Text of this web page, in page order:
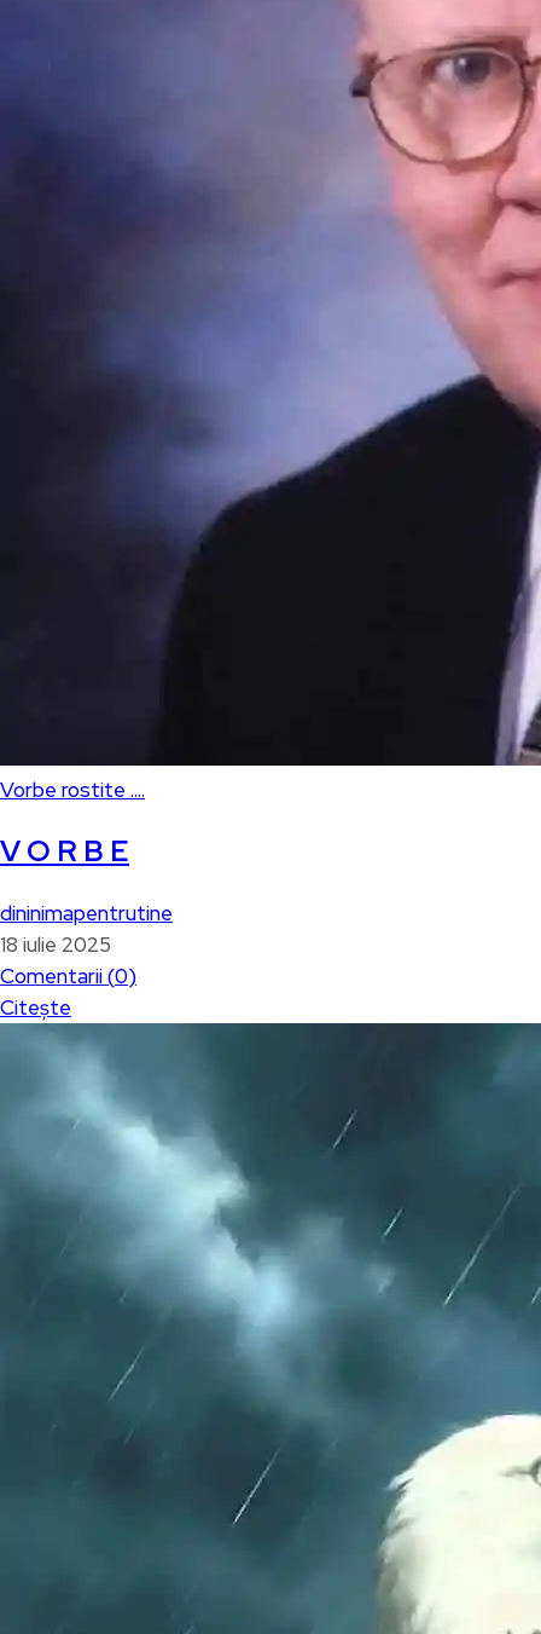
Vorbe rostite ....
V O R B E
dininimapentrutine
18 iulie 2025
Comentarii (0)
Citește